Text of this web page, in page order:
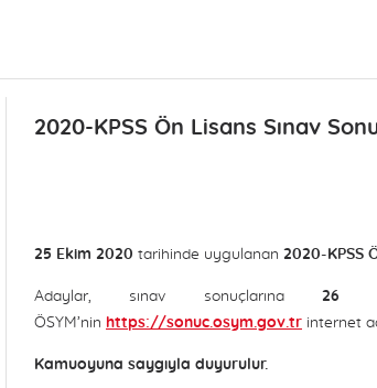
2020-KPSS Ön Lisans Sınav
25 Ekim 2020 tarihinde uygulanan 2020-KPSS
Adaylar, sınav sonuçlarına 26
ÖSYM’nin https://sonuc.osym.gov.tr internet
Kamuoyuna saygıyla duyurulur.